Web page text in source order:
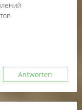
Antworten